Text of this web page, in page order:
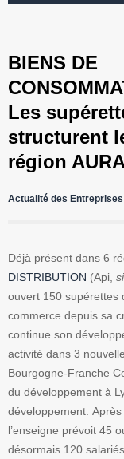
BIENS DE
Les
structurent
région
Actualité des
Déjà présent dans 6
DISTRIBUTION (Api,
ouvert 150 supérettes
commerce depuis sa
continue son
activité dans 3
Bourgogne-Franche
du développement à
développement.
l’enseigne prévoit 45
désormais 120